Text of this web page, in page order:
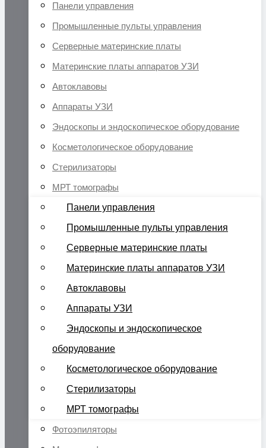
Панели управления
Промышленные пульты управления
Серверные материнские платы
Материнские платы аппаратов УЗИ
Автоклавовы
Аппараты УЗИ
Эндоскопы и эндоскопическое оборудование
Косметологическое оборудование
Стерилизаторы
МРТ томографы
Панели управления
Промышленные пульты управления
Серверные материнские платы
Материнские платы аппаратов УЗИ
Автоклавовы
Аппараты УЗИ
Эндоскопы и эндоскопическое
оборудование
Косметологическое оборудование
Стерилизаторы
МРТ томографы
Фотоэпиляторы